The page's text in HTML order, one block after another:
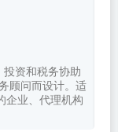
投资和税务协助
顾问而设计。适
企业、代理机构